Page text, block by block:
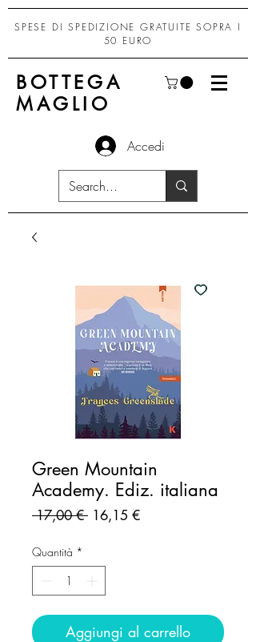
SPESE DI SPEDIZIONE GRATUITE SOPRA I
50 EURO
BOTTEGA
MAGLIO
Accedi
Green Mountain
Academy. Ediz. italiana
17,00 € Prezzo
16,15 €Prezzo
Quantità *
Aggiungi al carrello